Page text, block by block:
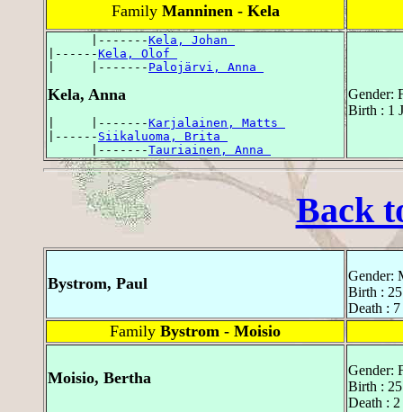
Family Manninen - Kela
      |-------
Kela, Johan
|------Kela, Olof
|     |------- Palojärvi, Anna
Kela, Anna
|     |-------Karjalainen, Matts
|------ Siikaluoma, Brita
      |-------
Tauriainen, Anna
Gender:
Birth : 1
Back
Bystrom, Paul
Gender:
Birth :
Death :
Family Bystrom - Moisio
Moisio, Bertha
Gender:
Birth :
Death :